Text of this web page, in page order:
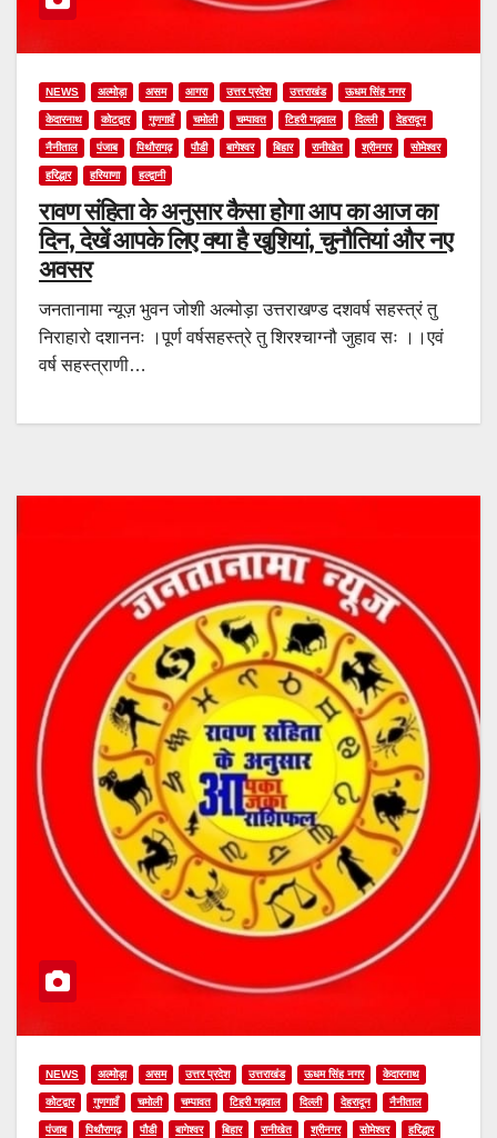
NEWS अल्मोड़ा असम आगरा उत्तर प्रदेश उत्तराखंड ऊधम सिंह नगर
केदारनाथ कोटद्वार गुणगावँ चमोली चम्पावत टिहरी गढ़वाल दिल्ली देहरादून
नैनीताल पंजाब पिथौरागढ़ पौडी बागेश्वर बिहार रानीखेत श्रीनगर सोमेश्वर
हरिद्धार हरियाणा हल्द्वानी
रावण संहिता के अनुसार कैसा होगा आप का आज का
दिन, देखें आपके लिए क्या है खुशियां, चुनौतियां और नए
अवसर
जनतानामा न्यूज़ भुवन जोशी अल्मोड़ा उत्तराखण्ड दशवर्ष सहस्त्रं तु
निराहारो दशाननः ।पूर्ण वर्षसहस्त्रे तु शिरश्चाग्नौ जुहाव सः ।।एवं
वर्ष सहस्त्राणी…
NEWS अल्मोड़ा असम उत्तर प्रदेश उत्तराखंड ऊधम सिंह नगर केदारनाथ
कोटद्वार गुणगावँ चमोली चम्पावत टिहरी गढ़वाल दिल्ली देहरादून नैनीताल
पंजाब पिथौरागढ़ पौडी बागेश्वर बिहार रानीखेत श्रीनगर सोमेश्वर हरिद्धार